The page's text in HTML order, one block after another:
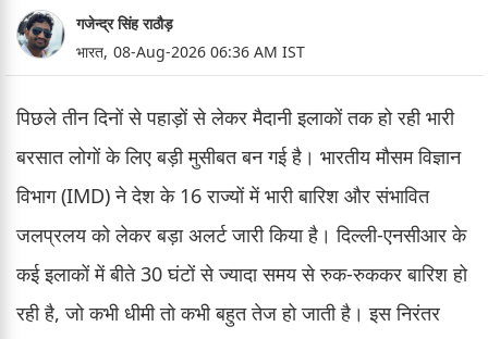
गजेन्द्र सिंह राठौड़
भारत, 08-Aug-2026 06:36 AM IST
पिछले तीन दिनों से पहाड़ों से लेकर मैदानी इलाकों तक हो रही भारी
बरसात लोगों के लिए बड़ी मुसीबत बन गई है। भारतीय मौसम विज्ञान
विभाग (IMD) ने देश के 16 राज्यों में भारी बारिश और संभावित
जलप्रलय को लेकर बड़ा अलर्ट जारी किया है। दिल्ली-एनसीआर के
कई इलाकों में बीते 30 घंटों से ज्यादा समय से रुक-रुककर बारिश हो
रही है, जो कभी धीमी तो कभी बहुत तेज हो जाती है। इस निरंतर